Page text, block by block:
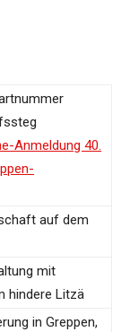
Anmeldung 40.
auf dem
mit
hindere Litzä
in Greppen,